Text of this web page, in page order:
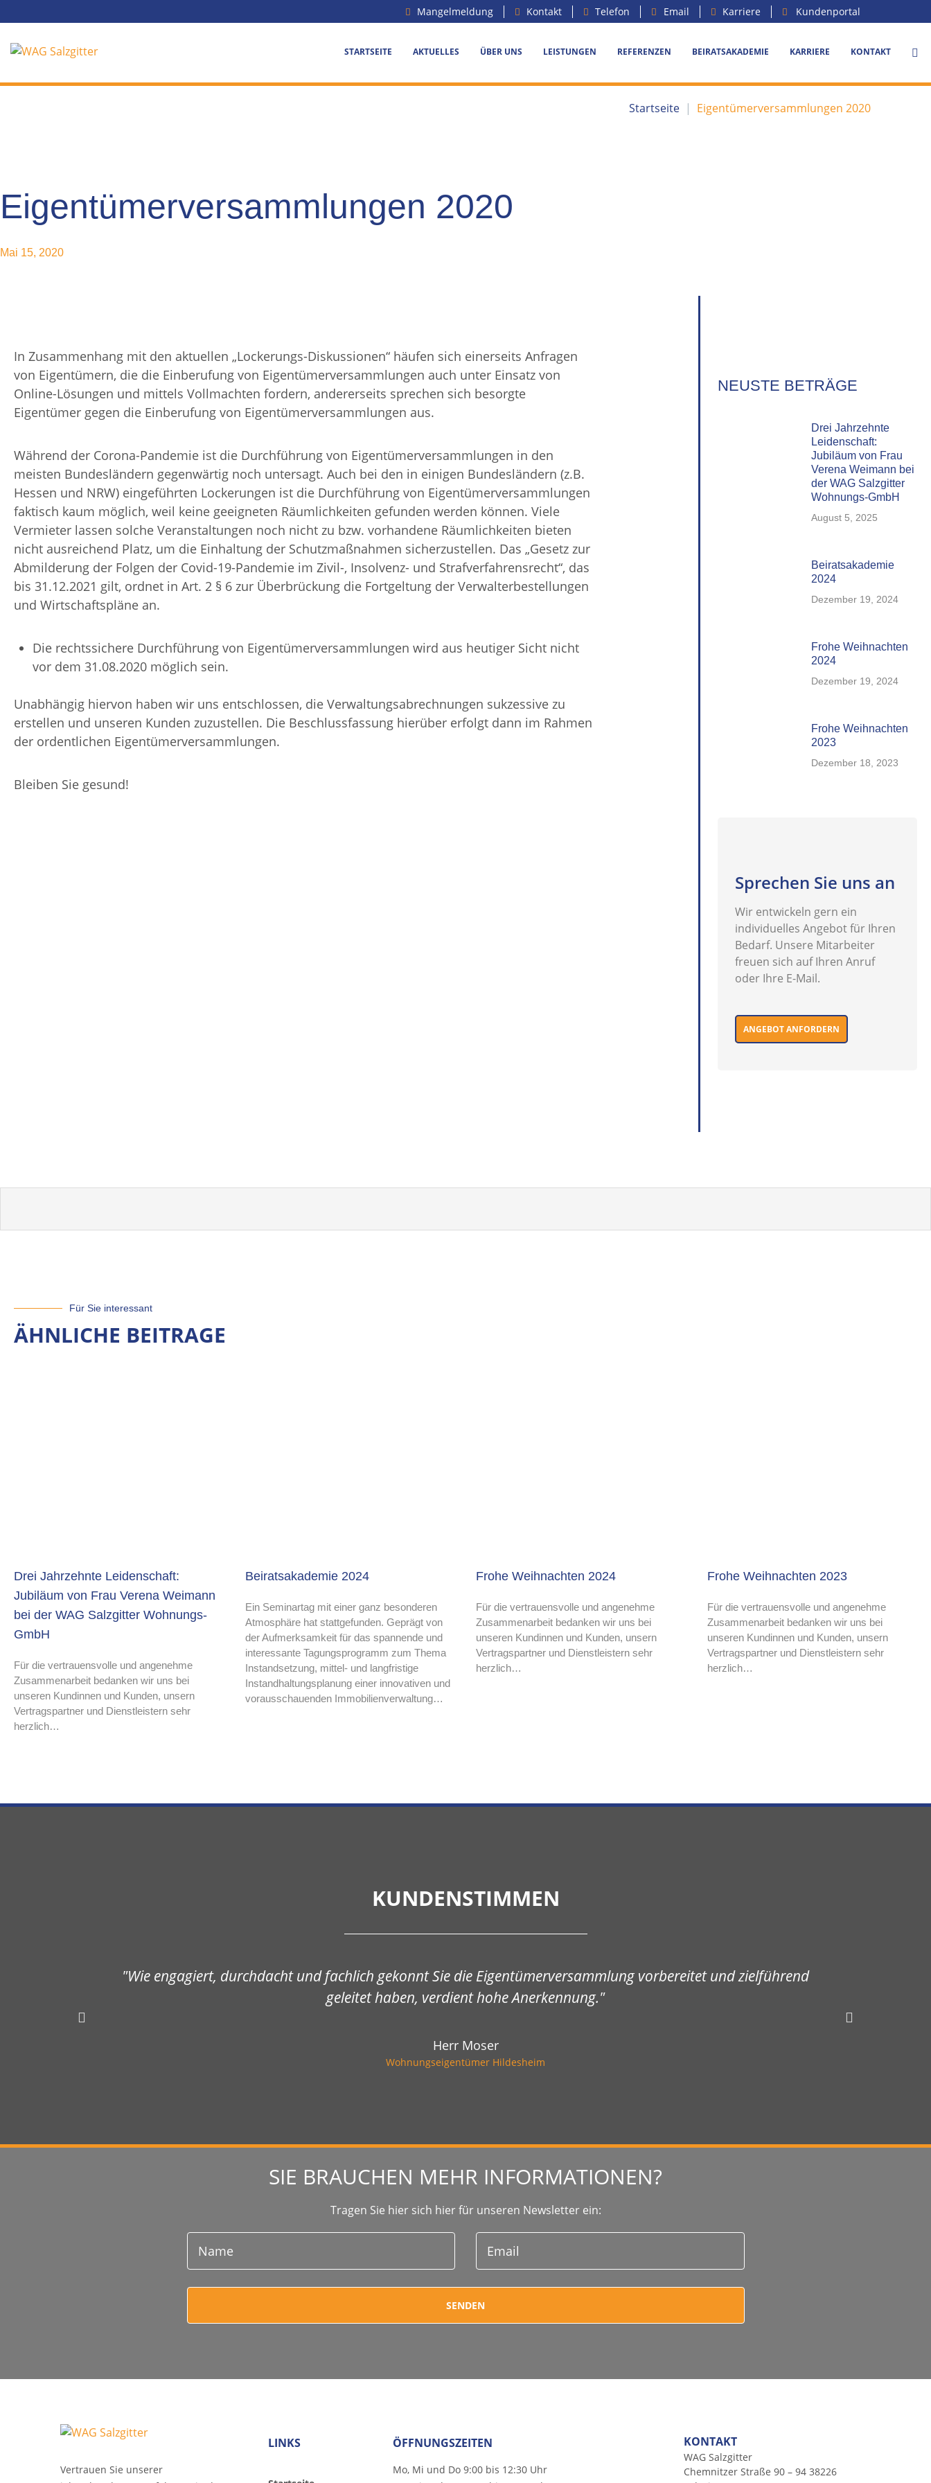
Mangelmeldung Kontakt Telefon Email Karriere Kundenportal
STARTSEITE AKTUELLES ÜBER UNS LEISTUNGEN REFERENZEN BEIRATSAKADEMIE KARRIERE KONTAKT
Startseite | Eigentümerversammlungen 2020
Eigentümerversammlungen 2020
Mai 15, 2020
In Zusammenhang mit den aktuellen „Lockerungs-Diskussionen“ häufen sich einerseits Anfragen
von Eigentümern, die die Einberufung von Eigentümerversammlungen auch unter Einsatz von
Online-Lösungen und mittels Vollmachten fordern, andererseits sprechen sich besorgte
Eigentümer gegen die Einberufung von Eigentümerversammlungen aus.
Während der Corona-Pandemie ist die Durchführung von Eigentümerversammlungen in den
meisten Bundesländern gegenwärtig noch untersagt. Auch bei den in einigen Bundesländern (z.B.
Hessen und NRW) eingeführten Lockerungen ist die Durchführung von Eigentümerversammlungen
faktisch kaum möglich, weil keine geeigneten Räumlichkeiten gefunden werden können. Viele
Vermieter lassen solche Veranstaltungen noch nicht zu bzw. vorhandene Räumlichkeiten bieten
nicht ausreichend Platz, um die Einhaltung der Schutzmaßnahmen sicherzustellen. Das „Gesetz zur
Abmilderung der Folgen der Covid-19-Pandemie im Zivil-, Insolvenz- und Strafverfahrensrecht“, das
bis 31.12.2021 gilt, ordnet in Art. 2 § 6 zur Überbrückung die Fortgeltung der Verwalterbestellungen
und Wirtschaftspläne an.
Die rechtssichere Durchführung von Eigentümerversammlungen wird aus heutiger Sicht nicht
vor dem 31.08.2020 möglich sein.
Unabhängig hiervon haben wir uns entschlossen, die Verwaltungsabrechnungen sukzessive zu
erstellen und unseren Kunden zuzustellen. Die Beschlussfassung hierüber erfolgt dann im Rahmen
der ordentlichen Eigentümerversammlungen.
Bleiben Sie gesund!
NEUSTE BETRÄGE
Drei Jahrzehnte
Leidenschaft:
Jubiläum von Frau
Verena Weimann bei
der WAG Salzgitter
Wohnungs-GmbH
August 5, 2025
Beiratsakademie
2024
Dezember 19, 2024
Frohe Weihnachten
2024
Dezember 19, 2024
Frohe Weihnachten
2023
Dezember 18, 2023
Sprechen Sie uns an
Wir entwickeln gern ein
individuelles Angebot für Ihren
Bedarf. Unsere Mitarbeiter
freuen sich auf Ihren Anruf
oder Ihre E-Mail.
ANGEBOT ANFORDERN
Für Sie interessant
ÄHNLICHE BEITRAGE
Drei Jahrzehnte Leidenschaft:
Jubiläum von Frau Verena Weimann
bei der WAG Salzgitter Wohnungs-
GmbH
Für die vertrauensvolle und angenehme
Zusammenarbeit bedanken wir uns bei
unseren Kundinnen und Kunden, unsern
Vertragspartner und Dienstleistern sehr
herzlich…
Beiratsakademie 2024
Ein Seminartag mit einer ganz besonderen
Atmosphäre hat stattgefunden. Geprägt von
der Aufmerksamkeit für das spannende und
interessante Tagungsprogramm zum Thema
Instandsetzung, mittel- und langfristige
Instandhaltungsplanung einer innovativen und
vorausschauenden Immobilienverwaltung…
Frohe Weihnachten 2024
Für die vertrauensvolle und angenehme
Zusammenarbeit bedanken wir uns bei
unseren Kundinnen und Kunden, unsern
Vertragspartner und Dienstleistern sehr
herzlich…
Frohe Weihnachten 2023
Für die vertrauensvolle und angenehme
Zusammenarbeit bedanken wir uns bei
unseren Kundinnen und Kunden, unsern
Vertragspartner und Dienstleistern sehr
herzlich…
KUNDENSTIMMEN
"Wie engagiert, durchdacht und fachlich gekonnt Sie die Eigentümerversammlung vorbereitet und zielführend
geleitet haben, verdient hohe Anerkennung."
Herr Moser
Wohnungseigentümer Hildesheim
SIE BRAUCHEN MEHR INFORMATIONEN?
Tragen Sie hier sich hier für unseren Newsletter ein:
Vertrauen Sie unserer
LINKS ÖFFNUNGSZEITEN
Mo, Mi und Do 9:00 bis 12:30 Uhr
KONTAKT
WAG Salzgitter
Chemnitzer Straße 90 – 94 38226